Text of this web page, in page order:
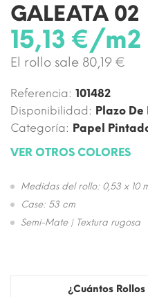
GALEATA 02
15,13 €/m2
El rollo sale 80,19 €
Referencia: 101482
Disponibilidad: Plazo De
Categoría: Papel
VER OTROS COLORES
Medidas del rollo: 0,53 x 10
Case: 53 cm
Semi-Mate | Textura rugosa
¿Cuántos